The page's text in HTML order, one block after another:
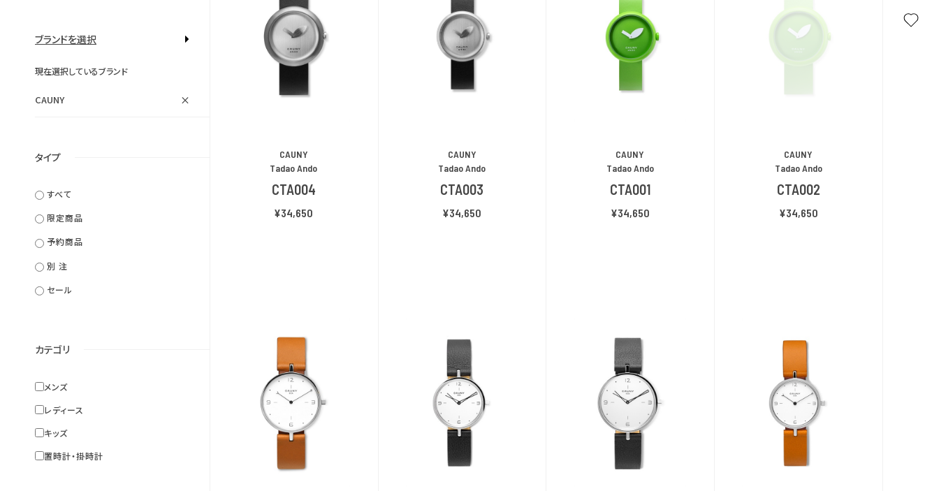
ブランドを選択
現在選択しているブランド
CAUNY ×
タイプ
すべて
限定商品
予約商品
別 注
セール
カテゴリ
メンズ
レディース
キッズ
置時計・掛時計
お気に入り登録数
CAUNY
Tadao Ando
CTA004
¥34,650
CAUNY
Tadao Ando
CTA003
¥34,650
CAUNY
Tadao Ando
CTA001
¥34,650
CAUNY
Tadao Ando
CTA002
¥34,650